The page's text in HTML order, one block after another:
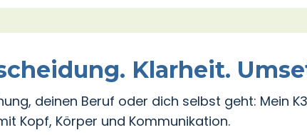
Klarheit.
deinen Beruf oder dich selbst geht: Mein
Kopf, Körper und Kommunikation.